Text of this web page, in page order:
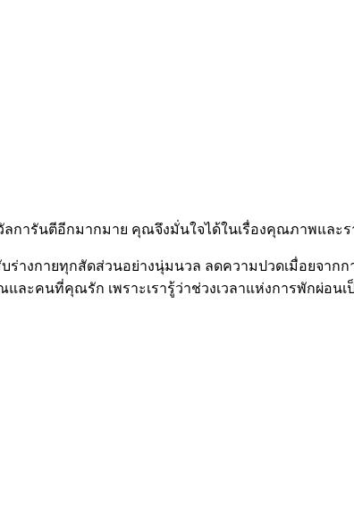
ลการันตีอีกมากมาย คุณจึงมั่นใจได้ในเรื่องคุณภาพและ
ร่างกายทุกสัดส่วนอย่างนุ่มนวล ลดความปวดเมื่อยจาก
ะคนที่คุณรัก เพราะเรารู้ว่าช่วงเวลาแห่งการพักผ่อนเ